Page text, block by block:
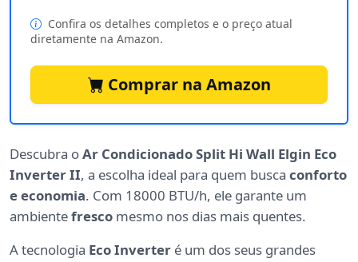
Confira os detalhes completos e o preço atual
diretamente na Amazon.
Comprar na Amazon
Descubra oAr Condicionado Split Hi Wall Elgin Eco
Inverter II, a escolha ideal para quem busca conforto
e economia. Com 18000 BTU/h, ele garante um
ambientefresco mesmo nos dias mais quentes.
A tecnologia Eco Inverter é um dos seus grandes